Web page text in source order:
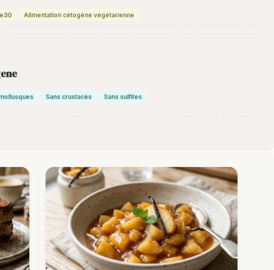
Alimentation cétogène végétarienne
Sans crustacés Sans sulfites